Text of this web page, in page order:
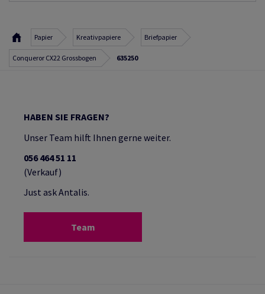
Papier Kreativpapiere Briefpapier
Conqueror CX22 Grossbogen 635250
HABEN SIE FRAGEN?
Unser Team hilft Ihnen gerne weiter.
056 464 51 11
(Verkauf)
Just ask Antalis.
Team